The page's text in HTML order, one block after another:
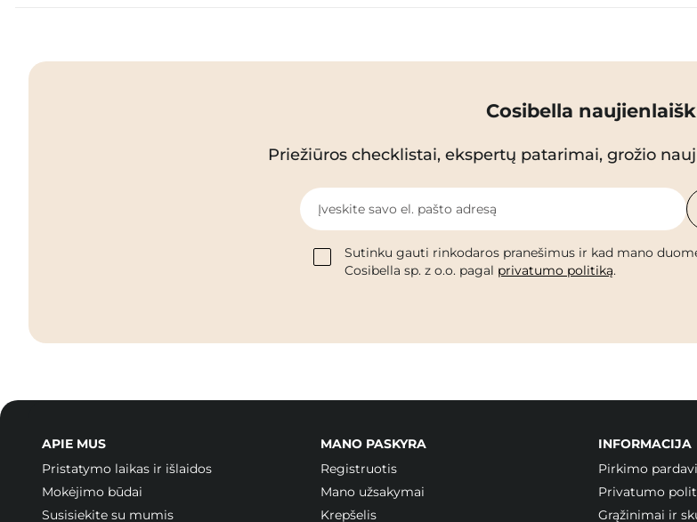
Cosibella
Priežiūros checklistai, ekspertų patarimai, grožio
Įveskite savo el. pašto adresą
Sutinku gauti rinkodaros pranešimus ir kad mano
Cosibella sp. z o.o. pagal privatumo politiką.
APIE MUS
Pristatymo laikas ir išlaidos
Mokėjimo būdai
Susisiekite su mumis
MANO PASKYRA
Registruotis
Mano užsakymai
Krepšelis
INFORMACIJA
Pirkimo
Privatumo
Grąžinimai ir